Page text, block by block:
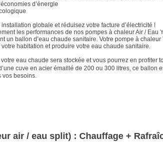
d’énergie
globale et réduisez votre facture d’électricité !
les performances de nos pompes à chaleur Air / Eau
un ballon d’eau chaude sanitaire. Votre pompe à chaleur
votre habitation et produire votre eau chaude sanitaire.
eau chaude sera stockée et vous pourrez en profiter
cuve en acier émaillé de 200 ou 300 litres, ce ballon
vos besoins.
air / eau split) : Chauffage +